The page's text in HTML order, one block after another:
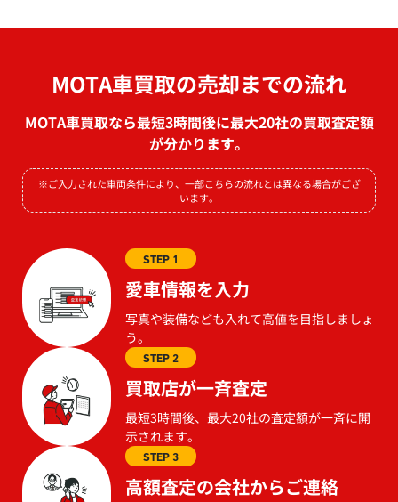
MOTA車買取の売却までの流れ
MOTA車買取なら最短3時間後に最大20社の買取査定額
が分かります。
※ご入力された車両条件により、一部こちらの流れとは異なる場合がござ
います。
STEP 1
愛車情報を入力
写真や装備なども入れて高値を目指しましょ
う。
STEP 2
買取店が一斉査定
最短3時間後、最大20社の査定額が一斉に開
示されます。
STEP 3
高額査定の会社からご連絡